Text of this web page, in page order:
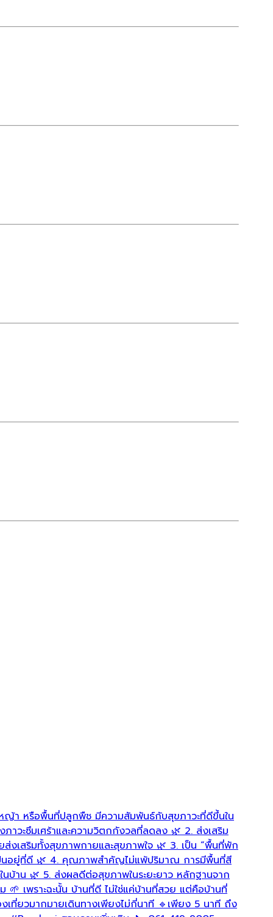
ญ้า หรือพื้นที่ปลูกพืช มีความสัมพันธ์กับสุขภาวะที่ดีขึ้นใน
วะซึมเศร้าและความวิตกกังวลที่ลดลง 🌿 2. ส่งเสริม
ส่งเสริมทั้งสุขภาพกายและสุขภาพใจ 🌿 3. เป็น “พื้นที่พัก
เป็นอยู่ที่ดี 🌿 4. คุณภาพสำคัญไม่แพ้ปริมาณ การมีพื้นที่สี
บ้าน 🌿 5. ส่งผลดีต่อสุขภาพในระยะยาว หลักฐานจาก
เพราะฉะนั้น บ้านที่ดี ไม่ใช่แค่บ้านที่สวย แต่คือบ้านที่
งเที่ยวมากมายเดินทางเพียงไม่กี่นาที 🔹เพียง 5 นาที ถึง